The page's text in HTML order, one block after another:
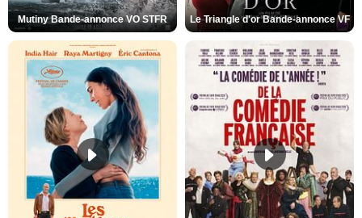
Mutiny Bande-annonce VO STFR Le Triangle d'or Bande-annonce VF